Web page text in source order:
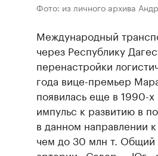
Фото: из личного архива
Международный
через Республику
перенастройки
года вице-премьер
появилась еще в 1990-
импульс к развитию в
в данном направлении
чем до 30 млн т. Общий